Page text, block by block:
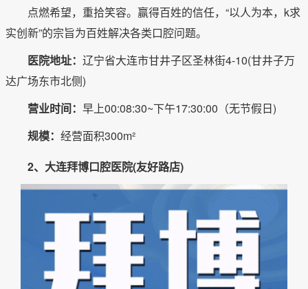
点燃希望，重拾笑容。赢得百姓的信任，“以人为本，k求
实创新”的宗旨为百姓解决各类口腔问题。
医院地址： 辽宁省大连市甘井子区圣林街4-10(甘井子万
达广场东市北侧)
营业时间： 早上00:08:30~下午17:30:00（无节假日)
规模： 经营面积300m²
2、大连拜博口腔医院(友好路店)